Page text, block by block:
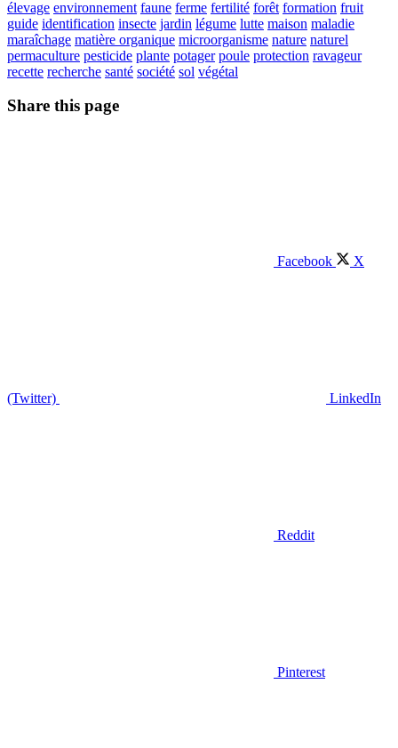
élevage environnement faune ferme fertilité forêt formation fruit
guide identification insecte jardin légume lutte maison maladie
maraîchage matière organique microorganisme nature naturel
permaculture pesticide plante potager poule protection ravageur
recette recherche santé société sol végétal
Share this page
Facebook X
(Twitter) LinkedIn
Reddit
Pinterest